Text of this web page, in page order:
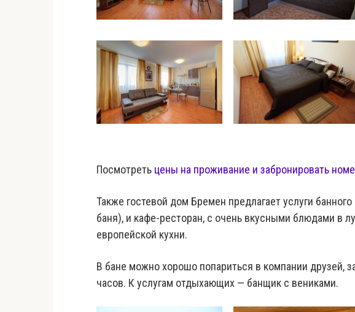
Посмотреть цены на проживание и забронировать
Также гостевой дом Бремен предлагает услуги
баня), и кафе-ресторан, с очень вкусными блюдами в
европейской кухни.
В бане можно хорошо попариться в компании друзей,
часов. К услугам отдыхающих — банщик с вениками.